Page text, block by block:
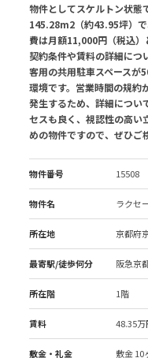
物件としてスケルトン状態
145.28m2（約43.95坪）
費は月額11,000円（税込）
契約条件や賃料の詳細につ
客用の共用駐車スペースが
環境です。営業時間の規約
発生するため、詳細につい
セスも良く、視認性の高い
めの物件ですので、ぜひご
物件番号 15508
物件名 ラクセ
所在地 京都府
最寄駅/徒歩何分 阪急京
所在階 1階
賃料 48.35万
敷金・礼金 敷金 10